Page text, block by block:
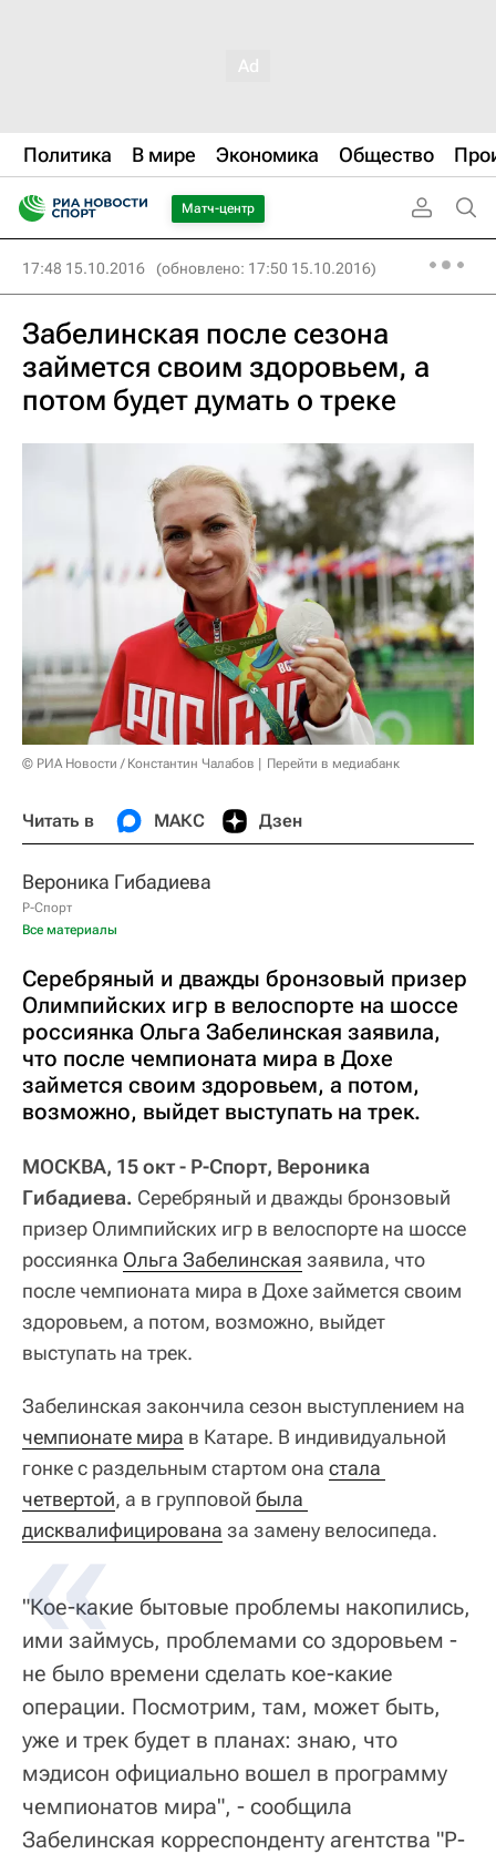
Политика В мире Экономика Общество
Матч-центр
17:48 15.10.2016 (обновлено: 17:50 15.10.2016)
Забелинская после сезона
займется своим здоровьем, а
потом будет думать о треке
© РИА Новости / Константин Чалабов Перейти в медиабанк
Читать в МАКС Дзен
Вероника Гибадиева
Р-Спорт
Все материалы
Серебряный и дважды бронзовый призер
Олимпийских игр в велоспорте на шоссе
россиянка Ольга Забелинская заявила,
что после чемпионата мира в Дохе
займется своим здоровьем, а потом,
возможно, выйдет выступать на трек.
МОСКВА, 15 окт - Р-Спорт, Вероника
Гибадиева. Серебряный и дважды бронзовый
призер Олимпийских игр в велоспорте на шоссе
россиянка Ольга Забелинская заявила, что
после чемпионата мира в Дохе займется своим
здоровьем, а потом, возможно, выйдет
выступать на трек.
Забелинская закончила сезон выступлением на
чемпионате мира в Катаре. В индивидуальной
гонке с раздельным стартом она стала
четвертой, а в групповой была
дисквалифицирована за замену велосипеда.
"Кое-какие бытовые проблемы накопились,
ими займусь, проблемами со здоровьем -
не было времени сделать кое-какие
операции. Посмотрим, там, может быть,
уже и трек будет в планах: знаю, что
мэдисон официально вошел в программу
чемпионатов мира", - сообщила
Забелинская корреспонденту агентства "Р-